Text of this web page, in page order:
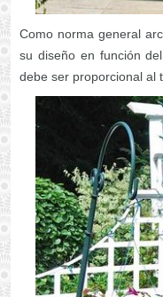
Como norma general
su diseño en función
debe ser proporcional al